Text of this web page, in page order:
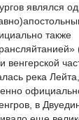
являлся
также
венгерской
река
в